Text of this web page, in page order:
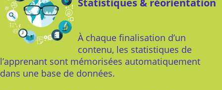
Statistiques & réorientation
À chaque finalisation d’un
contenu, les statistiques de
l’apprenant sont mémorisées automatiquement
dans une base de données.